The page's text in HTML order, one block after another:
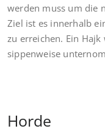
werden muss um die
Ziel ist es innerhalb
zu erreichen. Ein
sippenweise
Horde